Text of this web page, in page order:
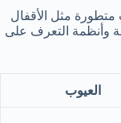
متطورة مثل الأقفال
وأنظمة التعرف على
العيوب